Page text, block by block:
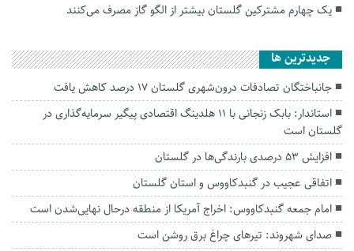
یک چهارم مشترکین گلستان بیشتر از الگو گاز مصرف می‌کنند
جديدترين ها
جانباختگان تصادفات درون‌شهری گلستان ۱۷ درصد کاهش یافت
استاندار: بابک زنجانی با ۱۱ هلدینگ اقتصادی پیگیر سرمایه‌گذاری در
گلستان است
افزایش ۵۳ درصدی بارندگی‌ها در گلستان
اتفاقی عجیب در‌ گنبدکاووس و استان گلستان
امام جمعه گنبدکاووس: اخراج آمریکا از منطقه درحال نهایی‌شدن است
صدای شهروند: تیرهای چراغ برق روشن است